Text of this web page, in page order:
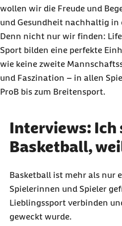
wollen wir die Freude und
und Gesundheit nachhaltig in
Denn nicht nur wir finden:
Sport bilden eine perfekte
wie keine zweite
und Faszination – in allen
ProB bis zum Breitensport.
Interviews: Ich
Basketball,
Basketball ist mehr als nur
Spielerinnen und Spieler
Lieblingssport verbinden
geweckt wurde.